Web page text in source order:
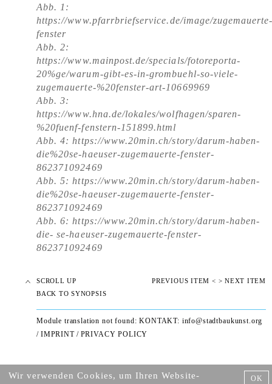
Abb. 1:
https://www.pfarrbriefservice.de/image/
fenster
Abb. 2:
https://www.mainpost.de/specials/fotoreporta-
20%ge/warum-gibt-es-in-grombuehl-so-viele-
zugemauerte-%20fenster-art-10669969
Abb. 3:
https://www.hna.de/lokales/wolfhagen/sparen-
%20fuenf-fenstern-151899.html
Abb. 4:https://www.20min.ch/story/darum-haben-
die%20se-haeuser-zugemauerte-fenster-
862371092469
Abb. 5: https://www.20min.ch/story/darum-haben-
die%20se-haeuser-zugemauerte-fenster-
862371092469
Abb. 6: https://www.20min.ch/story/darum-haben-
die- se-haeuser-zugemauerte-fenster-
862371092469
SCROLL UP
BACK TO SYNOPSIS
PREVIOUS ITEM < > NEXT ITEM
Module translation not found: KONTAKT: info@stadtbaukunst.org
/ IMPRINT / PRIVACY POLICY
Wir verwenden Cookies, um Ihren Website- OK